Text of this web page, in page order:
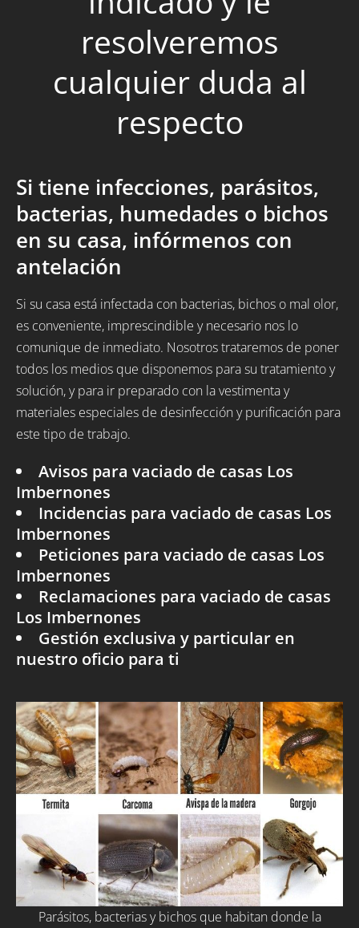
resolveremos
cualquier duda al
respecto
Si tiene infecciones, parásitos,
bacterias, humedades o bichos
en su casa, infórmenos con
antelación
Si su casa está infectada con bacterias, bichos o mal olor,
es conveniente, imprescindible y necesario nos lo
comunique de inmediato. Nosotros trataremos de poner
todos los medios que disponemos para su tratamiento y
solución, y para ir preparado con la vestimenta y
materiales especiales de desinfección y purificación para
este tipo de trabajo.
Avisos para vaciado de casas Los
Imbernones
Incidencias para vaciado de casas Los
Imbernones
Peticiones para vaciado de casas Los
Imbernones
Reclamaciones para vaciado de casas
Los Imbernones
Gestión exclusiva y particular en
nuestro oficio para ti
Parásitos, bacterias y bichos que habitan donde la